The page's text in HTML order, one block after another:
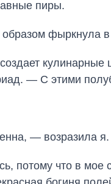
пиры.
фыркнула в
— С этими
— возразила я.
потому что в мое